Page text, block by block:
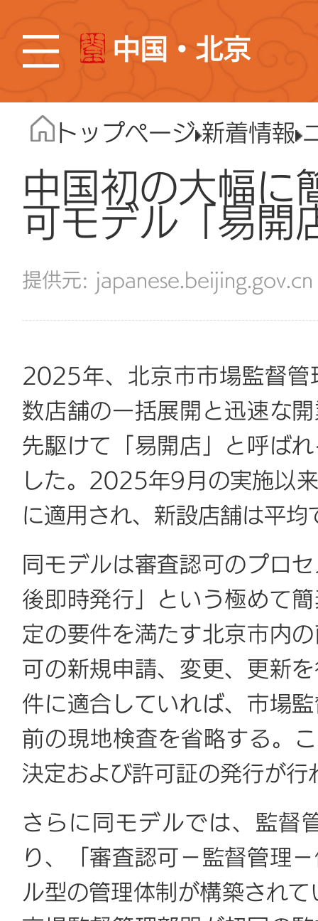
中国・北京
トップページ 新着情報
中国初の大幅に
可モデル「易開
japanese.beijing.gov.cn
2025年、北京市市場監督管
数店舗の一括展開と迅速な
先駆けて「易開店」と呼ば
した。2025年9月の実施以
に適用され、新設店舗は平
同モデルは審査認可のプロ
後即時発行」という極めて
定の要件を満たす北京市内
可の新規申請、変更、更新
件に適合していれば、市場
前の現地検査を省略する。
決定および許可証の発行が行
さらに同モデルでは、監督
り、「審査認可－監督管理
ル型の管理体制が構築され